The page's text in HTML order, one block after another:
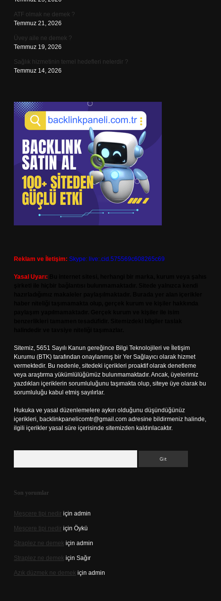
ATF olmak ne demek ?
Temmuz 21, 2026
Üvey aile ne demek ?
Temmuz 19, 2026
Sağlık hizmetinin temel hedefleri nelerdir ?
Temmuz 14, 2026
Reklam ve İletişim: Skype: live:.cid.575569c608265c69
Yasal Uyarı:
Sitemiz, 5651 Sayılı Kanun gereğince Bilgi Teknolojileri ve İletişim
Kurumu (BTK) tarafından onaylanmış bir Yer Sağlayıcı olarak hizmet
vermektedir. Bu nedenle, sitedeki içerikleri proaktif olarak denetleme
veya araştırma yükümlülüğümüz bulunmamaktadır. Ancak, üyelerimiz
yazdıkları içeriklerin sorumluluğunu taşımakta olup, siteye üye olarak bu
sorumluluğu kabul etmiş sayılırlar.
Hukuka ve yasal düzenlemelere aykırı olduğunu düşündüğünüz
içerikleri, backlinkpanelicomtr@gmail.com adresine bildirmeniz halinde,
ilgili içerikler yasal süre içerisinde sitemizden kaldırılacaktır.
Son yorumlar
Meşcere tipi nedir için admin
Meşcere tipi nedir için Öykü
Straplez ne demek için admin
Straplez ne demek için Sağır
Azık düzmek ne demek için admin